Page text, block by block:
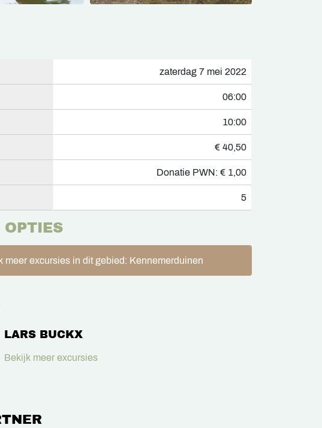
zaterdag 7 mei 2022
06:00
10:00
€ 40,50
Donatie PWN: € 1,00
5
OPTIES
meer excursies in dit gebied: Kennemerduinen
LARS BUCKX
Bekijk meer excursies